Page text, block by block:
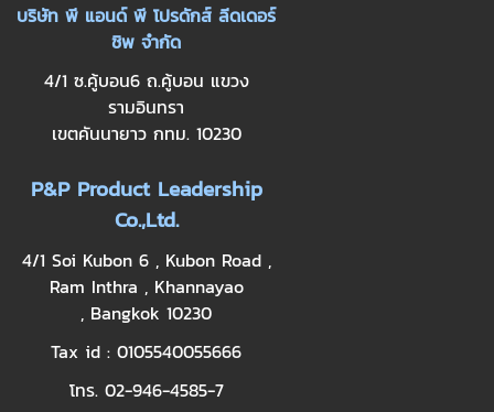
บริษัท พี แอนด์ พี โปรดักส์ ลีดเดอร์
ชิพ จำกัด
4/1 ซ.คู้บอน6 ถ.คู้บอน แขวง
รามอินทรา
เขตคันนายาว กทม. 10230
P&P Product Leadership
Co.,Ltd.
4/1 Soi Kubon 6 , Kubon Road ,
Ram Inthra , Khannayao
, Bangkok 10230
Tax id : 0105540055666
โทร. 02-946-4585-7